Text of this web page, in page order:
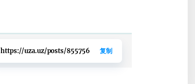
https://uza.uz/posts/855756 复制